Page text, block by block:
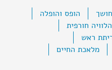
הופס והופלה
הלוויה חורפית
ראש
מלאכת החיים